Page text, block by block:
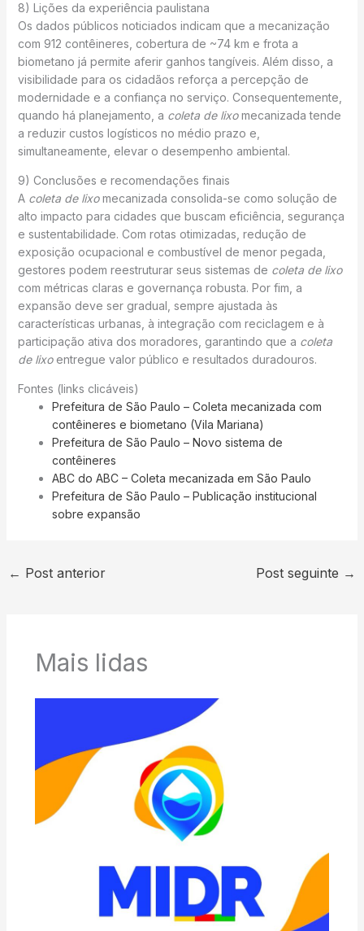
8) Lições da experiência paulistana
Os dados públicos noticiados indicam que a mecanização
com 912 contêineres, cobertura de ~74 km e frota a
biometano já permite aferir ganhos tangíveis. Além disso, a
visibilidade para os cidadãos reforça a percepção de
modernidade e a confiança no serviço. Consequentemente,
quando há planejamento, a coleta de lixomecanizada tende
a reduzir custos logísticos no médio prazo e,
simultaneamente, elevar o desempenho ambiental.
9) Conclusões e recomendações finais
A coleta de lixomecanizada consolida-se como solução de
alto impacto para cidades que buscam eficiência, segurança
e sustentabilidade. Com rotas otimizadas, redução de
exposição ocupacional e combustível de menor pegada,
gestores podem reestruturar seus sistemas de coleta de lixo
com métricas claras e governança robusta. Por fim, a
expansão deve ser gradual, sempre ajustada às
características urbanas, à integração com reciclagem e à
participação ativa dos moradores, garantindo que a coleta
de lixoentregue valor público e resultados duradouros.
Fontes (links clicáveis)
Prefeitura de São Paulo – Coleta mecanizada com
contêineres e biometano (Vila Mariana)
Prefeitura de São Paulo – Novo sistema de
contêineres
ABC do ABC – Coleta mecanizada em São Paulo
Prefeitura de São Paulo – Publicação institucional
sobre expansão
← Post anterior Post seguinte →
Mais lidas